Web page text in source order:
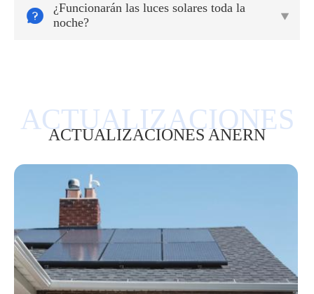

¿Funcionarán las luces solares toda la
noche?

ACTUALIZACIONES ANERN